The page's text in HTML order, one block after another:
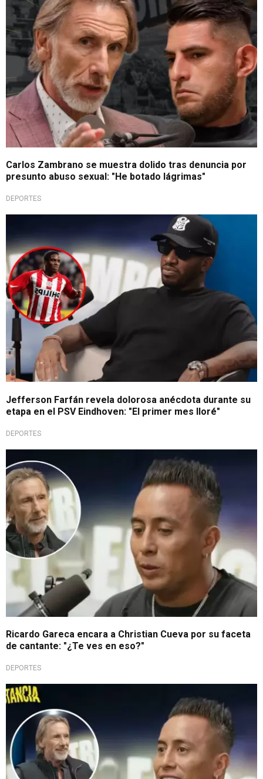
Carlos Zambrano se muestra dolido tras denuncia por
presunto abuso sexual: "He botado lágrimas"
DEPORTES
Jefferson Farfán revela dolorosa anécdota durante su
etapa en el PSV Eindhoven: "El primer mes lloré"
DEPORTES
Ricardo Gareca encara a Christian Cueva por su faceta
de cantante: "¿Te ves en eso?"
DEPORTES
Ilusión renovada